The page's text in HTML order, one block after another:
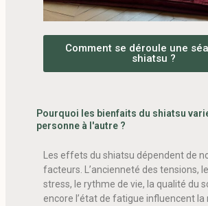
Comment se déroule une
shiatsu ?
Pourquoi les bienfaits du shiatsu
personne à l'autre ?
Les effets du shiatsu dépendent de
facteurs. L’ancienneté des tensions,
stress, le rythme de vie, la qualité du
encore l’état de fatigue influencent la